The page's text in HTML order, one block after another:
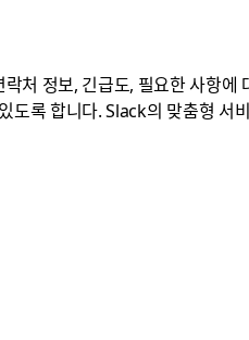
처 정보, 긴급도, 필요한 사항에
록 합니다. Slack의 맞춤형 서